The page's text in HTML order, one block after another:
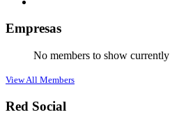
Empresas
No members to show currently
View All Members
Red Social